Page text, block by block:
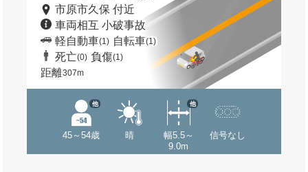
市原市久保 付近
車両相互 小破事故
軽自動車(1) 自転車(1)
死亡(0) 負傷(1)
距離307m
45～54歳
他
晴
幅5.5～
9.0m
他
信号なし